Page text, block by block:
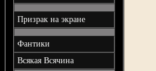
Призрак на экране
Фантики
Всякая Всячина